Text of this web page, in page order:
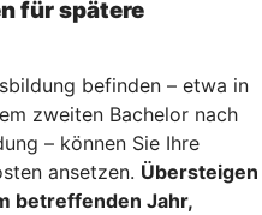
für spätere
befinden – etwa in
zweiten Bachelor nach
– können Sie Ihre
ansetzen. Übersteigen
betreffenden Jahr,